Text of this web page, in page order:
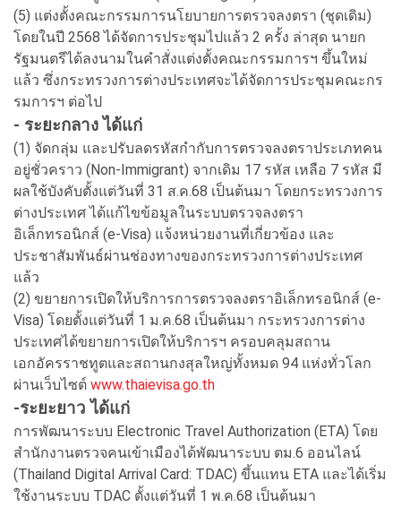
(5) แต่งตั้งคณะกรรมการนโยบายการตรวจลงตรา (ชุดเดิม)
โดยในปี 2568 ได้จัดการประชุมไปแล้ว 2 ครั้ง ล่าสุด นายก
รัฐมนตรีได้ลงนามในคำสั่งแต่งตั้งคณะกรรมการฯ ขึ้นใหม่
แล้ว ซึ่งกระทรวงการต่างประเทศจะได้จัดการประชุมคณะกร
รมการฯ ต่อไป
- ระยะกลาง ได้แก่
(1) จัดกลุ่ม และปรับลดรหัสกำกับการตรวจลงตราประเภทคน
อยู่ชั่วคราว (Non-Immigrant) จากเดิม 17 รหัส เหลือ 7 รหัส มี
ผลใช้บังคับตั้งแต่วันที่ 31 ส.ค.68 เป็นต้นมา โดยกระทรวงการ
ต่างประเทศ ได้แก้ไขข้อมูลในระบบตรวจลงตรา
อิเล็กทรอนิกส์ (e-Visa) แจ้งหน่วยงานที่เกี่ยวข้อง และ
ประชาสัมพันธ์ผ่านช่องทางของกระทรวงการต่างประเทศ
แล้ว
(2) ขยายการเปิดให้บริการการตรวจลงตราอิเล็กทรอนิกส์ (e-
Visa) โดยตั้งแต่วันที่ 1 ม.ค.68 เป็นต้นมา กระทรวงการต่าง
ประเทศได้ขยายการเปิดให้บริการฯ ครอบคลุมสถาน
เอกอัครราชทูตและสถานกงสุลใหญ่ทั้งหมด 94 แห่งทั่วโลก
ผ่านเว็บไซต์ www.thaievisa.go.th
-ระยะยาว ได้แก่
การพัฒนาระบบ Electronic Travel Authorization (ETA) โดย
สำนักงานตรวจคนเข้าเมืองได้พัฒนาระบบ ตม.6 ออนไลน์
(Thailand Digital Arrival Card: TDAC) ขึ้นแทน ETA และได้เริ่ม
ใช้งานระบบ TDAC ตั้งแต่วันที่ 1 พ.ค.68 เป็นต้นมา